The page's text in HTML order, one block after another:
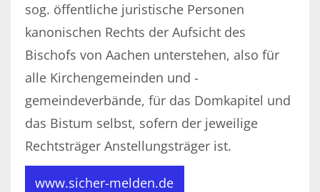
sog. öffentliche juristische Personen
kanonischen Rechts der Aufsicht des
Bischofs von Aachen unterstehen, also für
alle Kirchengemeinden und -
gemeindeverbände, für das Domkapitel und
das Bistum selbst, sofern der jeweilige
Rechtsträger Anstellungsträger ist.
www.sicher-melden.de